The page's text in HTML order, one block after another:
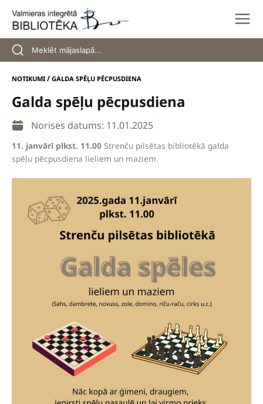
content
NOTIKUMI / GALDA SPĒĻU PĒCPUSDIENA
Galda spēļu pēcpusdiena
Norises datums: 11.01.2025
11. janvārī plkst. 11.00 Strenču pilsētas bibliotēkā galda
spēļu pēcpusdiena lieliem un maziem.